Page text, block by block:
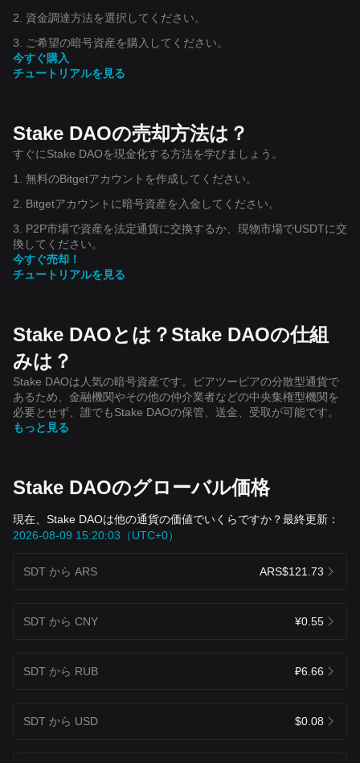
2. 資金調達方法を選択してください。
3. ご希望の暗号資産を購入してください。
今すぐ購入
チュートリアルを見る
Stake DAOの売却方法は？
すぐにStake DAOを現金化する方法を学びましょう。
1. 無料のBitgetアカウントを作成してください。
2. Bitgetアカウントに暗号資産を入金してください。
3. P2P市場で資産を法定通貨に交換するか、現物市場でUSDTに交
換してください。
今すぐ売却！
チュートリアルを見る
Stake DAOとは？Stake DAOの仕組
みは？
Stake DAOは人気の暗号資産です。ピアツーピアの分散型通貨で
あるため、金融機関やその他の仲介業者などの中央集権型機関を
必要とせず、誰でもStake DAOの保管、送金、受取が可能です。
もっと見る
Stake DAOのグローバル価格
現在、Stake DAOは他の通貨の価値でいくらですか？最終更新：
2026-08-09 15:20:03（UTC+0）
SDT から ARS ARS$121.73
SDT から CNY ¥0.55
SDT から RUB ₽6.66
SDT から USD $0.08